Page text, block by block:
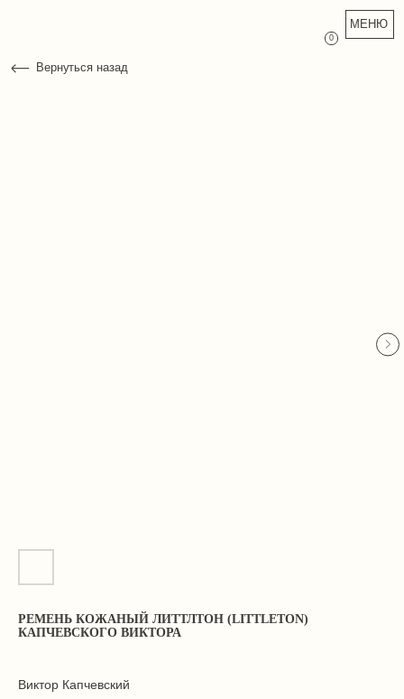
МЕНЮ
Вернуться назад
РЕМЕНЬ КОЖАНЫЙ ЛИТТЛТОН (LITTLETON)
КАПЧЕВСКОГО ВИКТОРА
Виктор Капчевский